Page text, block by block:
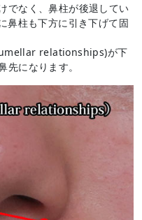
でなく、鼻柱が後退してい
鼻柱も下方に引き下げて固
relationships)が下
先になります。